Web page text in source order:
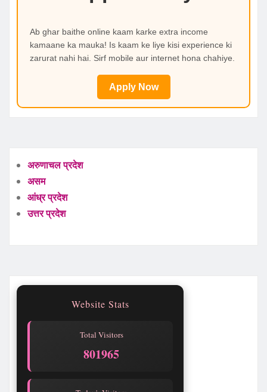
Ab ghar baithe online kaam karke extra income
kamaane ka mauka! Is kaam ke liye kisi experience ki
zarurat nahi hai. Sirf mobile aur internet hona chahiye.
Apply Now
अरुणाचल प्रदेश
असम
आंध्र प्रदेश
उत्तर प्रदेश
Website Stats
Total Visitors
801965